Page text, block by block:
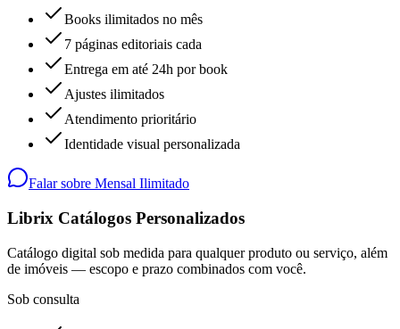
Books ilimitados no mês
7 páginas editoriais cada
Entrega em até 24h por book
Ajustes ilimitados
Atendimento prioritário
Identidade visual personalizada
Falar sobre Mensal Ilimitado
Librix Catálogos Personalizados
Catálogo digital sob medida para qualquer produto ou serviço, além
de imóveis — escopo e prazo combinados com você.
Sob consulta